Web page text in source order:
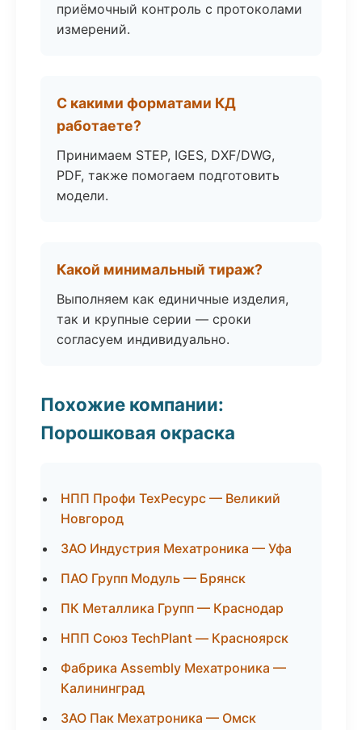
приёмочный контроль с протоколами
измерений.
С какими форматами КД
работаете?
Принимаем STEP, IGES, DXF/DWG,
PDF, также помогаем подготовить
модели.
Какой минимальный тираж?
Выполняем как единичные изделия,
так и крупные серии — сроки
согласуем индивидуально.
Похожие компании:
Порошковая окраска
НПП Профи ТехРесурс — Великий
Новгород
ЗАО Индустрия Мехатроника — Уфа
ПАО Групп Модуль — Брянск
ПК Металлика Групп — Краснодар
НПП Союз TechPlant — Красноярск
Фабрика Assembly Мехатроника —
Калининград
ЗАО Пак Мехатроника — Омск